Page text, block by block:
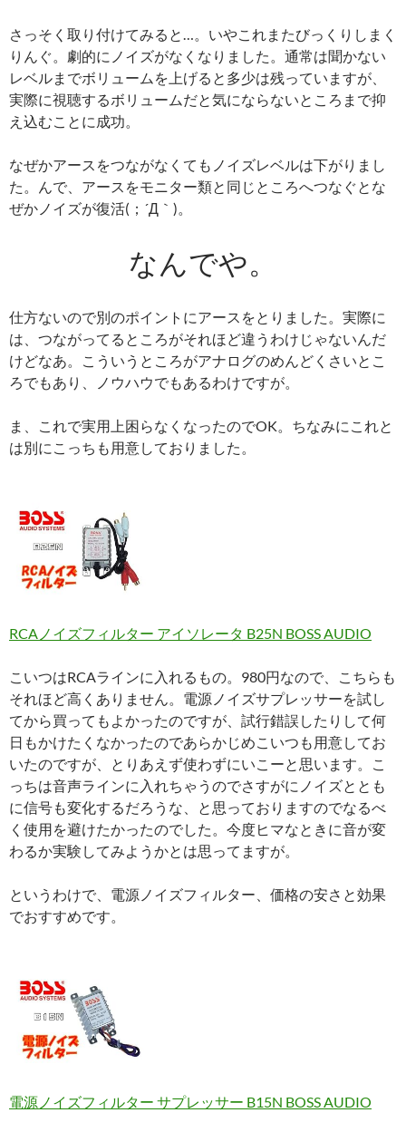
さっそく取り付けてみると…。いやこれまたびっくりしまく
りんぐ。劇的にノイズがなくなりました。通常は聞かない
レベルまでボリュームを上げると多少は残っていますが、
実際に視聴するボリュームだと気にならないところまで抑
え込むことに成功。
なぜかアースをつながなくてもノイズレベルは下がりまし
た。んで、アースをモニター類と同じところへつなぐとな
ぜかノイズが復活(；´Д｀)。
なんでや。
仕方ないので別のポイントにアースをとりました。実際に
は、つながってるところがそれほど違うわけじゃないんだ
けどなあ。こういうところがアナログのめんどくさいとこ
ろでもあり、ノウハウでもあるわけですが。
ま、これで実用上困らなくなったのでOK。ちなみにこれと
は別にこっちも用意しておりました。
RCAノイズフィルター アイソレータ B25N BOSS AUDIO
こいつはRCAラインに入れるもの。980円なので、こちらも
それほど高くありません。電源ノイズサプレッサーを試し
てから買ってもよかったのですが、試行錯誤したりして何
日もかけたくなかったのであらかじめこいつも用意してお
いたのですが、とりあえず使わずにいこーと思います。こ
っちは音声ラインに入れちゃうのでさすがにノイズととも
に信号も変化するだろうな、と思っておりますのでなるべ
く使用を避けたかったのでした。今度ヒマなときに音が変
わるか実験してみようかとは思ってますが。
というわけで、電源ノイズフィルター、価格の安さと効果
でおすすめです。
電源ノイズフィルター サプレッサー B15N BOSS AUDIO